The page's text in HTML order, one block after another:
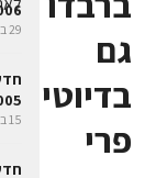
גם
בדיוטי
פרי
29 במרץ 2007
15 במאי 2007